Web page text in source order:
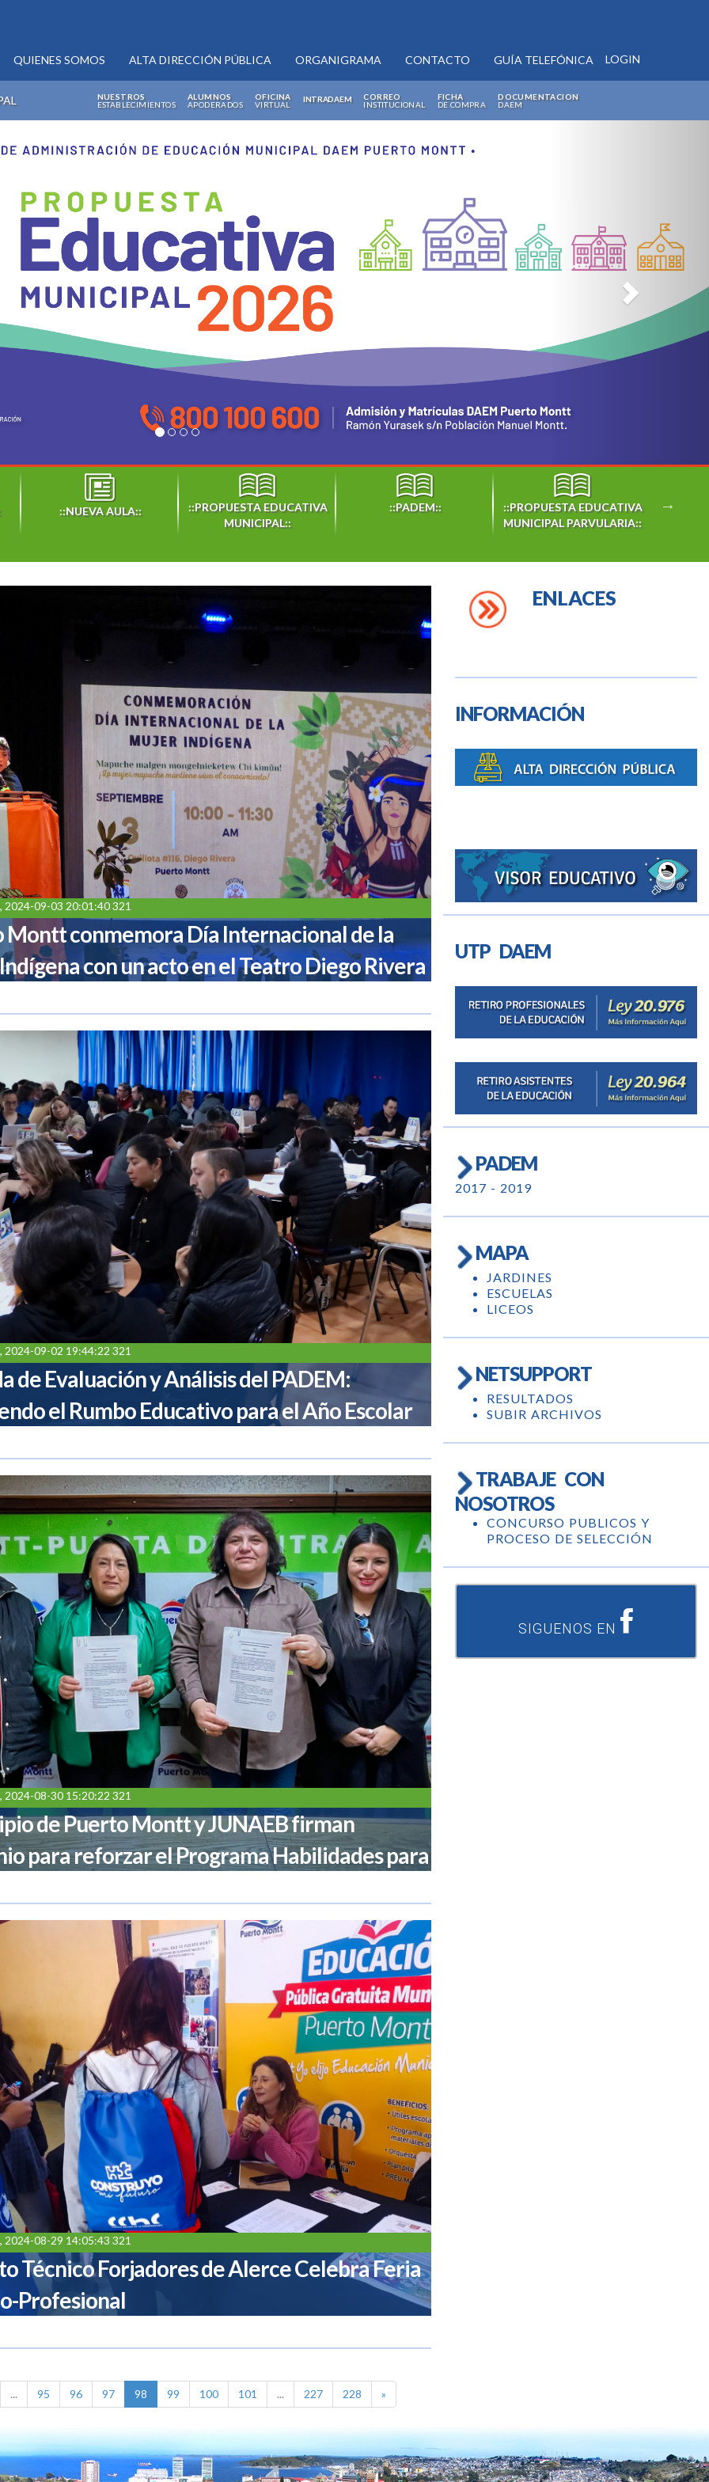
QUIENES SOMOS ALTA DIRECCIÓN PÚBLICA ORGANIGRAMA CONTACTO GUÍA TELEFÓNICA LOGIN
NUESTROS
ESTABLECIMIENTOS
ALUMNOS
APODERADOS
OFICINA
VIRTUAL
INTRADAEM
CORREO
INSTITUCIONAL
FICHA
DE COMPRA
DOCUMENTACION
DAEM
::NUEVA AULA::
::PROPUESTA EDUCATIVA
MUNICIPAL::
::PADEM::
::PROPUESTA EDUCATIVA
MUNICIPAL PARVULARIA::
09-03 20:01:40 321
Montt conmemora Día Internacional de la
con un acto en el Teatro Diego Rivera
09-02 19:44:22 321
de Evaluación y Análisis del PADEM:
el Rumbo Educativo para el Año Escolar
08-30 15:20:22 321
de Puerto Montt y JUNAEB firman
para reforzar el Programa Habilidades para
08-29 14:05:43 321
Técnico Forjadores de Alerce Celebra Feria
Profesional
... 95 96 97 98 99 100 101 ... 227 228 »
ENLACES
INFORMACIÓN
UTP DAEM
PADEM
2017 - 2019
MAPA
JARDINES
ESCUELAS
LICEOS
NETSUPPORT
RESULTADOS
SUBIR ARCHIVOS
TRABAJE CON
NOSOTROS
CONCURSO PUBLICOS Y
PROCESO DE SELECCIÓN
SIGUENOS EN